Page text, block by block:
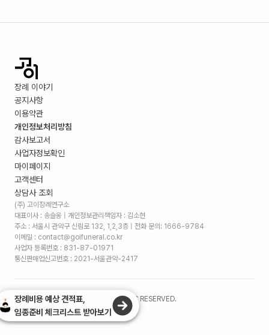
장례 이야기
공지사항
이용약관
개인정보처리방침
감사보고서
사업자정보확인
마이페이지
고객센터
상담사 조회
(주) 고이장례연구소
대표이사 : 송슬옹 | 개인정보관리책임자 : 김소현
주소 : 서울시 관악구 신림로 132, 1,2,3층 | 전화 문의: 1666-9784
이메일 : contact@goifuneral.co.kr
사업자 등록번호 : 831-87-01971
통신판매업신고번호 : 2021-서울관악-2417
©2026. (주)고이장례연구소 ALL RIGHTS RESERVED.
장례비용 예상 견적표,
임종준비 체크리스트 받아보기